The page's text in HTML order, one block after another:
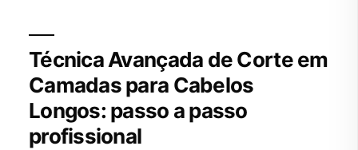
Técnica Avançada de Corte em
Camadas para Cabelos
Longos: passo a passo
profissional